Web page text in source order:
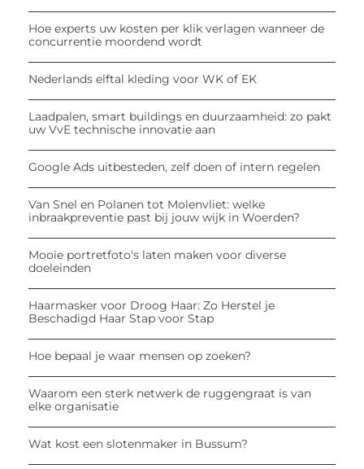
Hoe experts uw kosten per klik verlagen wanneer de
concurrentie moordend wordt
Nederlands elftal kleding voor WK of EK
Laadpalen, smart buildings en duurzaamheid: zo pakt
uw VvE technische innovatie aan
Google Ads uitbesteden, zelf doen of intern regelen
Van Snel en Polanen tot Molenvliet: welke
inbraakpreventie past bij jouw wijk in Woerden?
Mooie portretfoto's laten maken voor diverse
doeleinden
Haarmasker voor Droog Haar: Zo Herstel je
Beschadigd Haar Stap voor Stap
Hoe bepaal je waar mensen op zoeken?
Waarom een sterk netwerk de ruggengraat is van
elke organisatie
Wat kost een slotenmaker in Bussum?